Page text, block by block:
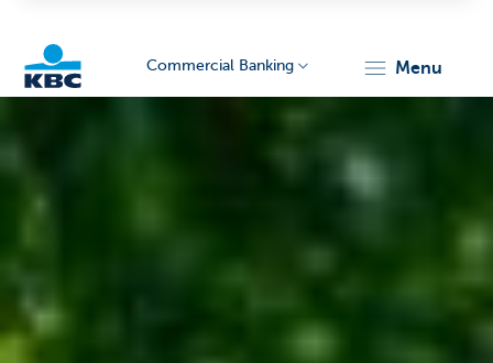
Corporate
Commercial Banking menu